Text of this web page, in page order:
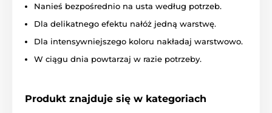
Nanieś bezpośrednio na usta według potrzeb.
Dla delikatnego efektu nałóż jedną warstwę.
Dla intensywniejszego koloru nakładaj warstwowo.
W ciągu dnia powtarzaj w razie potrzeby.
Produkt znajduje się w kategoriach